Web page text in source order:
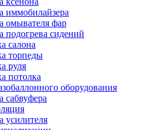
иммобилайзера
омывателя фар
подогрева сидений
салона
торпеды
руля
потолка
оборудования
сабвуфера
усилителя